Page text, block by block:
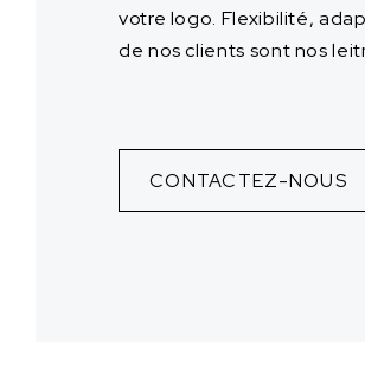
votre logo. Flexibilité,
de nos clients sont nos
CONTACTEZ-NOUS